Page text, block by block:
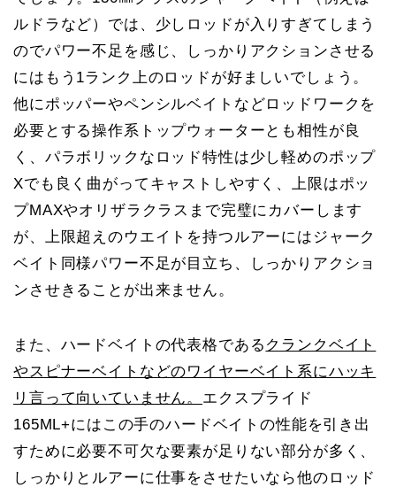
ルドラなど）では、少しロッドが入りすぎてしまう
のでパワー不足を感じ、しっかりアクションさせる
にはもう1ランク上のロッドが好ましいでしょう。
他にポッパーやペンシルベイトなどロッドワークを
必要とする操作系トップウォーターとも相性が良
く、パラボリックなロッド特性は少し軽めのポップ
Xでも良く曲がってキャストしやすく、上限はポッ
プMAXやオリザラクラスまで完璧にカバーします
が、上限超えのウエイトを持つルアーにはジャーク
ベイト同様パワー不足が目立ち、しっかりアクショ
ンさせきることが出来ません。
また、ハードベイトの代表格である クランクベイト
やスピナーベイトなどのワイヤーベイト系にハッキ
リ言って向いていません。 エクスプライド
165ML+にはこの手のハードベイトの性能を引き出
すために必要不可欠な要素が足りない部分が多く、
しっかりとルアーに仕事をさせたいなら他のロッド